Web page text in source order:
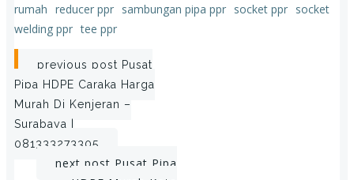
rumah reducer ppr sambungan pipa ppr socket ppr socket
welding ppr tee ppr
Post
navigation
previous post Pusat
Pipa HDPE Caraka Harga
Murah Di Kenjeran –
Surabaya |
081333273305
Postnext post Pusat Pipa